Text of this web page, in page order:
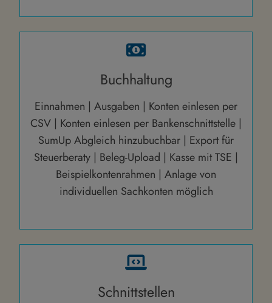
Buchhaltung
Einnahmen | Ausgaben | Konten einlesen per
CSV | Konten einlesen per Bankenschnittstelle |
SumUp Abgleich hinzubuchbar | Export für
Steuerberaty | Beleg-Upload | Kasse mit TSE |
Beispielkontenrahmen | Anlage von
individuellen Sachkonten möglich
Schnittstellen